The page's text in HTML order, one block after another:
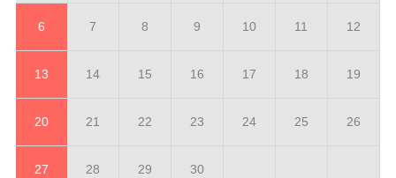
6 7 8 9 10 11 12
13 14 15 16 17 18 19
20 21 22 23 24 25 26
27 28 29 30